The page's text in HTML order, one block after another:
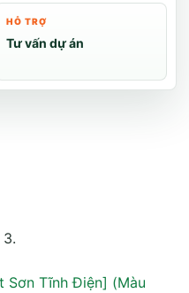
HỖ TRỢ
Tư vấn dự án
3.
Sơn Tĩnh Điện] (Màu